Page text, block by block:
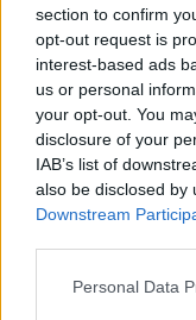
section to confirm
opt-out request is
interest-based ads
us or personal
your opt-out. You
disclosure of your
IAB’s list of
also be disclosed by
Downstream
Personal Data
των
Οι πολίτες και
κλινικά
(πυρετό και
απευθύνονται
μηνιγγίτιδας
θεραπεία και